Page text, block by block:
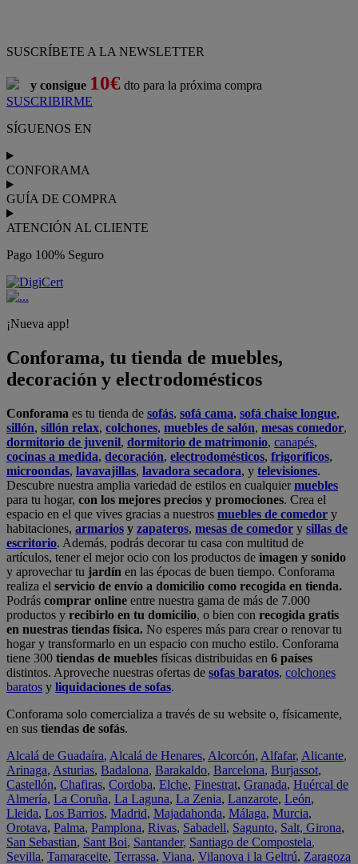
SUSCRÍBETE A LA NEWSLETTER
y consigue 10€ dto para la próxima compra
SUSCRIBIRME
SÍGUENOS EN
CONFORAMA
GUÍA DE COMPRA
ATENCIÓN AL CLIENTE
Pago 100% Seguro
¡Nueva app!
Conforama, tu tienda de muebles,
decoración y electrodomésticos
Conforama es tu tienda de sofás, sofá cama, sofá chaise longue,
sillón, sillón relax, colchones, muebles de salón, mesas comedor,
dormitorio de juvenil, dormitorio de matrimonio, canapés,
cocinas a medida, decoración, electrodomésticos, frigoríficos,
microondas, lavavajillas, lavadora secadora, y televisiones.
Descubre nuestra amplia variedad de estilos en cualquiermuebles
para tu hogar, con los mejores precios y promociones. Crea el
espacio en el que vives gracias a nuestros muebles de comedor y
habitaciones, armarios y zapateros, mesas de comedor y sillas de
escritorio. Además, podrás decorar tu casa con multitud de
artículos, tener el mejor ocio con los productos de imagen y sonido
y aprovechar tu jardín en las épocas de buen tiempo. Conforama
realiza el servicio de envío a domicilio como recogida en tienda.
Podrás comprar online entre nuestra gama de más de 7.000
productos y recibirlo en tu domicilio, o bien con recogida gratis
en nuestras tiendas física. No esperes más para crear o renovar tu
hogar y transformarlo en un espacio con mucho estilo. Conforama
tiene 300 tiendas de muebles físicas distribuidas en 6 países
distintos. Aproveche nuestras ofertas de sofas baratos, colchones
baratos y liquidaciones de sofas.
Conforama solo comercializa a través de su website o, físicamente,
en sus tiendas de sofás.
Alcalá de Guadaíra, Alcalá de Henares, Alcorcón, Alfafar, Alicante,
Arinaga, Asturias, Badalona, Barakaldo, Barcelona, Burjassot,
Castellón, Chafiras, Cordoba, Elche, Finestrat, Granada, Huércal de
Almería, La Coruña, La Laguna, La Zenia, Lanzarote, León,
Lleida, Los Barrios, Madrid, Majadahonda, Málaga, Murcia,
Orotava, Palma, Pamplona, Rivas, Sabadell, Sagunto, Salt, Girona,
San Sebastian, Sant Boi, Santander, Santiago de Compostela,
Sevilla, Tamaraceite, Terrassa, Viana, Vilanova i la Geltrú, Zaragoza